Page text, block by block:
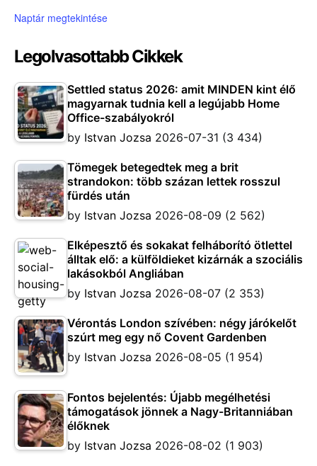
Naptár megtekintése
Legolvasottabb Cikkek
Settled status 2026: amit MINDEN kint élő
magyarnak tudnia kell a legújabb Home
Office-szabályokról
by Istvan Jozsa 2026-07-31 (3 434)
Tömegek betegedtek meg a brit
strandokon: több százan lettek rosszul
fürdés után
by Istvan Jozsa 2026-08-09 (2 562)
Elképesztő és sokakat felháborító ötlettel
álltak elő: a külföldieket kizárnák a szociális
lakásokból Angliában
by Istvan Jozsa 2026-08-07 (2 353)
Vérontás London szívében: négy járókelőt
szúrt meg egy nő Covent Gardenben
by Istvan Jozsa 2026-08-05 (1 954)
Fontos bejelentés: Újabb megélhetési
támogatások jönnek a Nagy-Britanniában
élőknek
by Istvan Jozsa 2026-08-02 (1 903)